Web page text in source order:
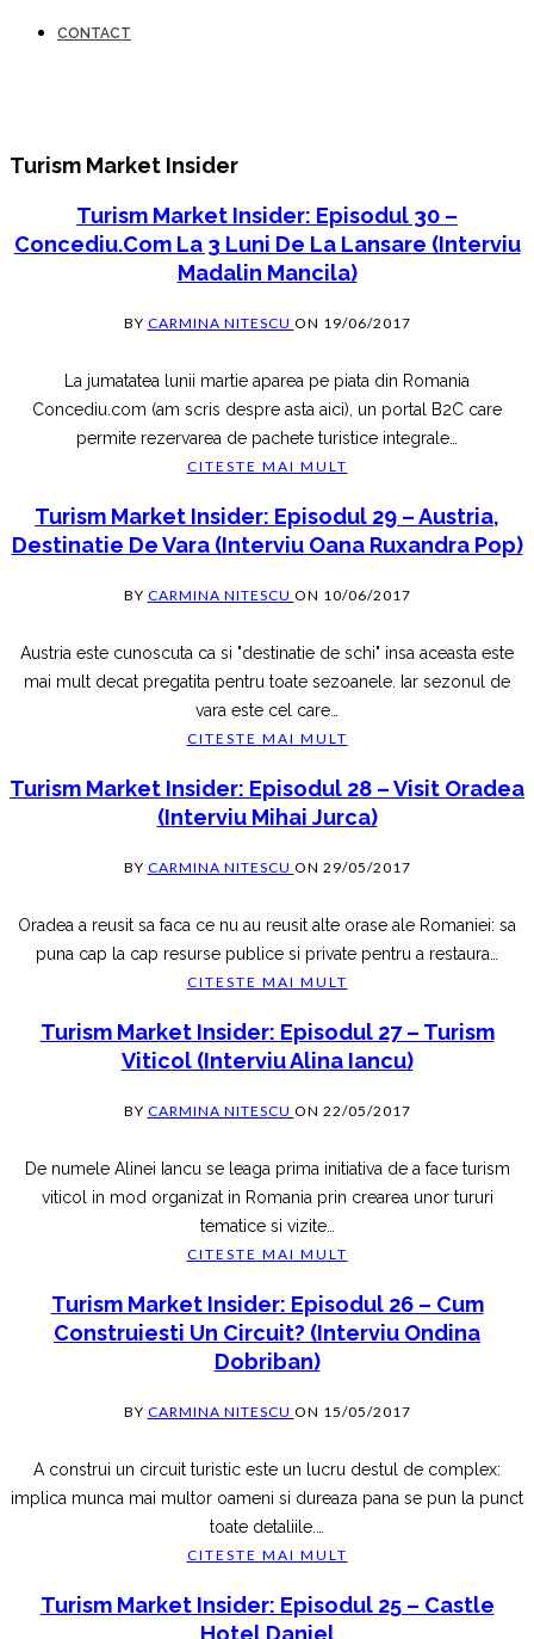
CONTACT
Turism Market Insider
Turism Market Insider: Episodul 30 –
Concediu.com La 3 Luni De La Lansare (interviu
Madalin Mancila)
BY CARMINA NITESCU ON 19/06/2017
La jumatatea lunii martie aparea pe piata din Romania
Concediu.com (am scris despre asta aici), un portal B2C care
permite rezervarea de pachete turistice integrale
CITESTE MAI MULT
Turism Market Insider: Episodul 29 – Austria,
Destinatie De Vara (interviu Oana Ruxandra Pop)
BY CARMINA NITESCU ON 10/06/2017
Austria este cunoscuta ca si "destinatie de schi" insa aceasta este
mai mult decat pregatita pentru toate sezoanele. Iar sezonul de
vara este cel care
CITESTE MAI MULT
Turism Market Insider: Episodul 28 – Visit Oradea
(interviu Mihai Jurca)
BY CARMINA NITESCU ON 29/05/2017
Oradea a reusit sa faca ce nu au reusit alte orase ale Romaniei: sa
puna cap la cap resurse publice si private pentru a restaura
CITESTE MAI MULT
Turism Market Insider: Episodul 27 – Turism
Viticol (interviu Alina Iancu)
BY CARMINA NITESCU ON 22/05/2017
De numele Alinei Iancu se leaga prima initiativa de a face turism
viticol in mod organizat in Romania prin crearea unor tururi
tematice si vizite…
CITESTE MAI MULT
Turism Market Insider: Episodul 26 – Cum
Construiesti Un Circuit? (interviu Ondina
Dobriban)
BY CARMINA NITESCU ON 15/05/2017
A construi un circuit turistic este un lucru destul de complex:
implica munca mai multor oameni si dureaza pana se pun la punct
toate detaliile.
CITESTE MAI MULT
Turism Market Insider: Episodul 25 – Castle
Hotel Daniel